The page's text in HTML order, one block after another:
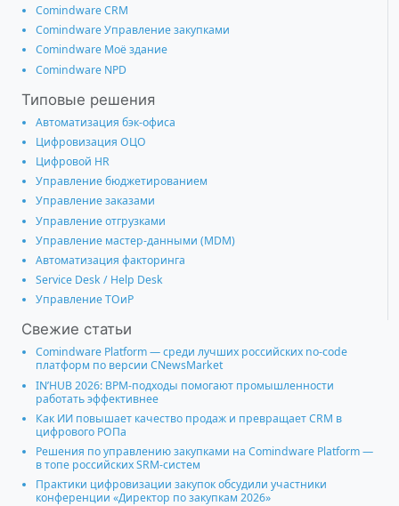
Comindware CRM
Comindware Управление закупками
Comindware Моё здание
Comindware NPD
Типовые решения
Автоматизация бэк-офиса
Цифровизация ОЦО
Цифровой HR
Управление бюджетированием
Управление заказами
Управление отгрузками
Управление мастер-данными (MDM)
Автоматизация факторинга
Service Desk / Help Desk
Управление ТОиР
Свежие статьи
Comindware Platform — среди лучших российских no-code
платформ по версии CNewsMarket
IN’HUB 2026: BPM-подходы помогают промышленности
работать эффективнее
Как ИИ повышает качество продаж и превращает CRM в
цифрового РОПа
Решения по управлению закупками на Comindware Platform —
в топе российских SRM-систем
Практики цифровизации закупок обсудили участники
конференции «Директор по закупкам 2026»